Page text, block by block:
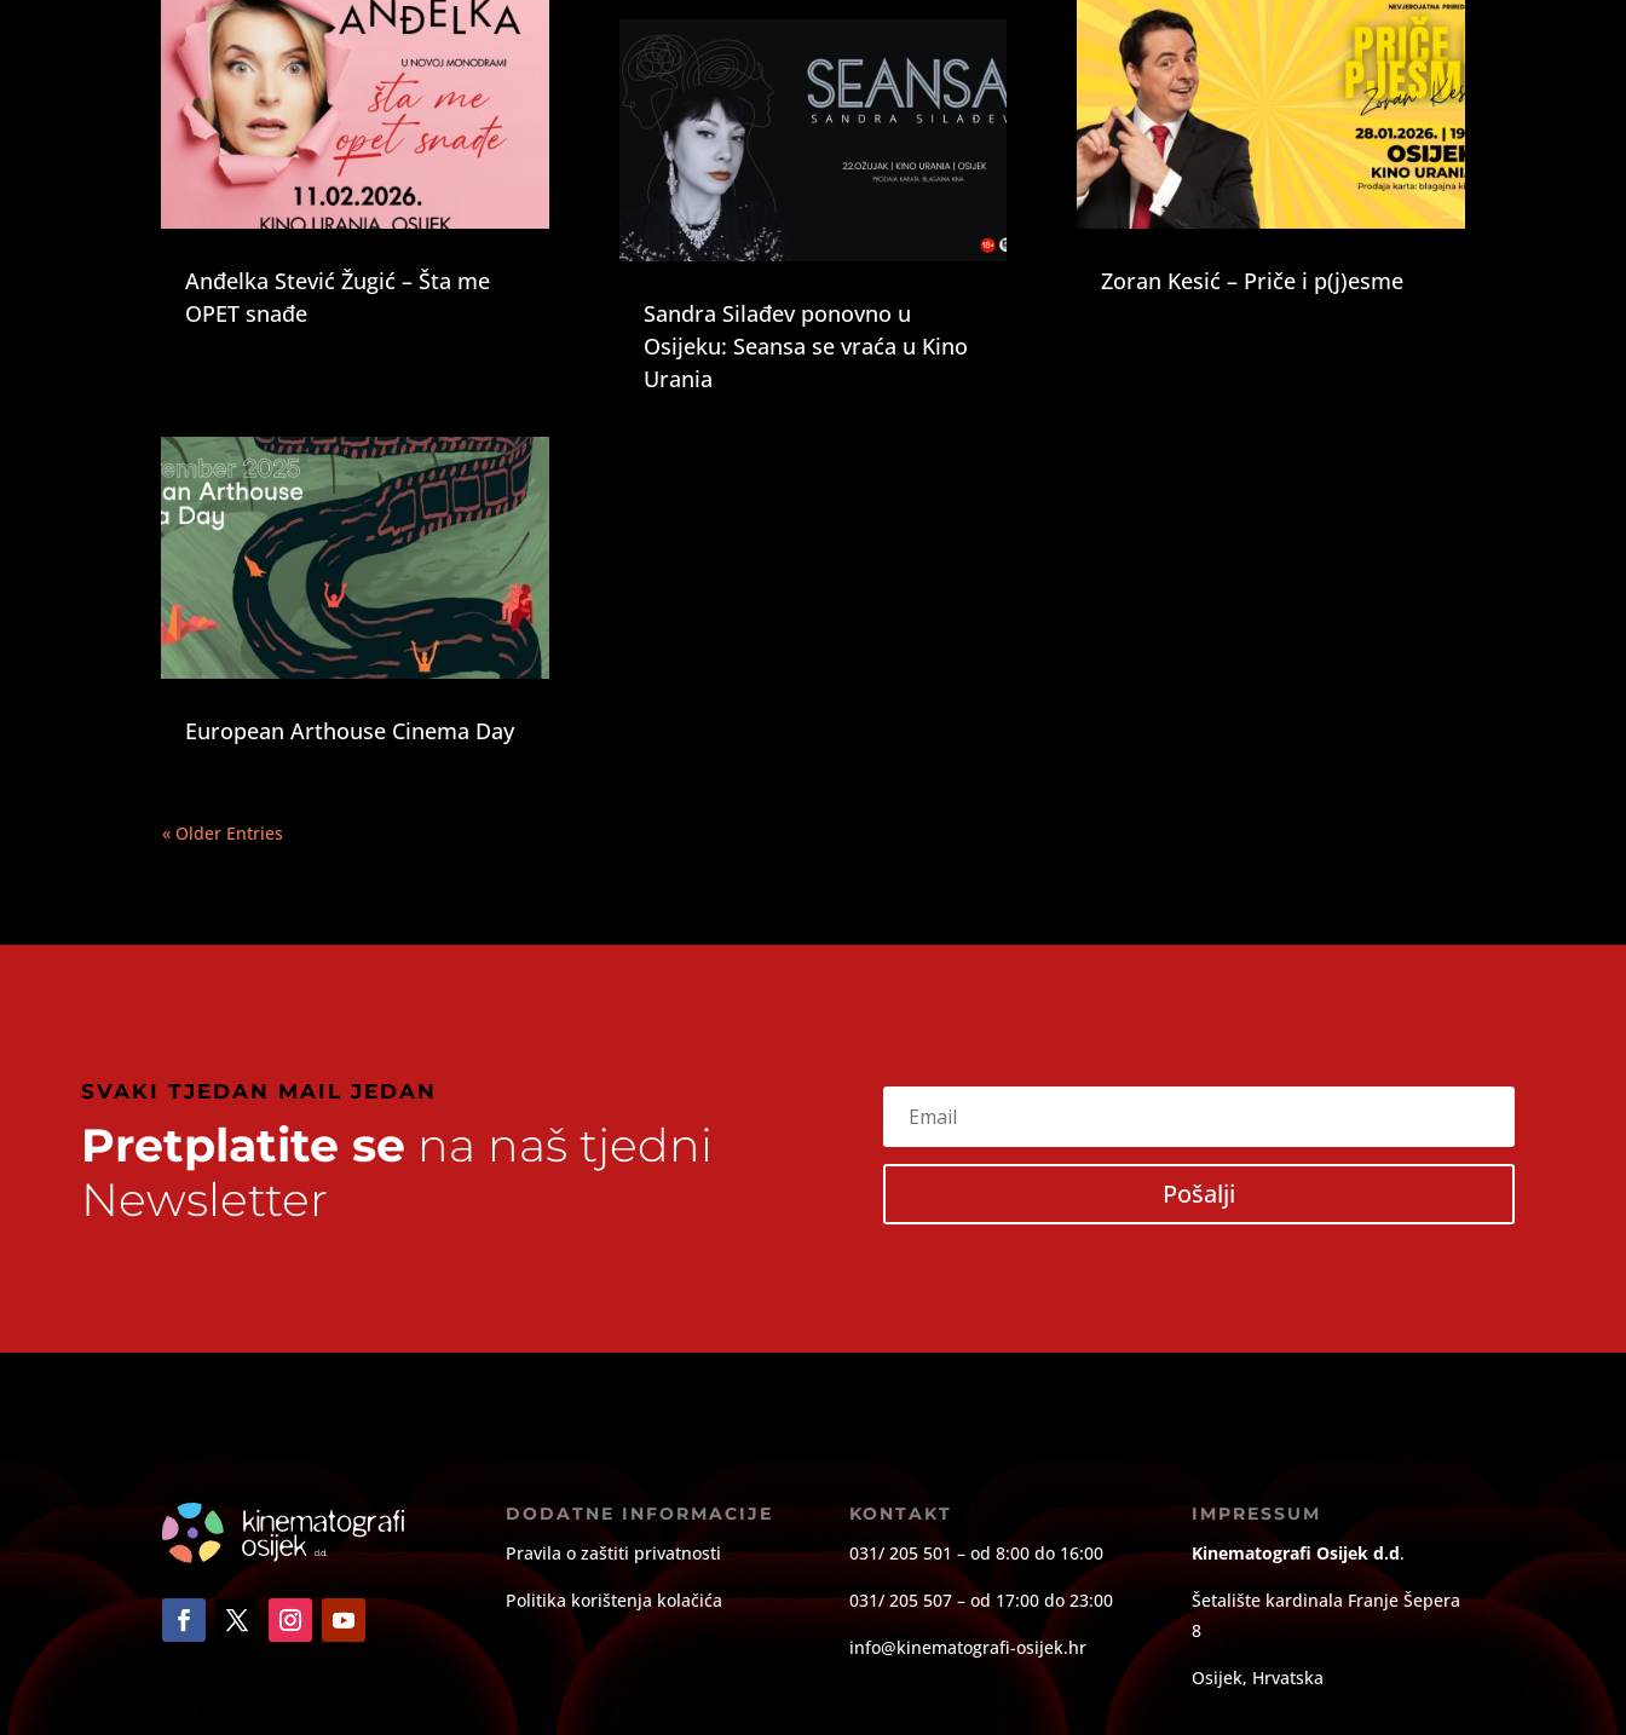
Anđelka Stević Žugić – Šta me
OPET snađe
European Arthouse Cinema Day
Sandra Silađev ponovno u
Osijeku: Seansa se vraća u Kino
Urania
Zoran Kesić – Priče i p(j)esme
« Older Entries
SVAKI TJEDAN MAIL JEDAN
Pretplatite se na naš tjedni
Newsletter
Pošalji
DODATNE INFORMACIJE
Pravila o zaštiti privatnosti
Politika korištenja kolačića
KONTAKT
031/ 205 501 – od 8:00 do 16:00
031/ 205 507 – od 17:00 do 23:00
info@kinematografi-osijek.hr
IMPRESSUM
Kinematografi Osijek d.d.
Šetalište kardinala Franje Šepera
8
Osijek, Hrvatska